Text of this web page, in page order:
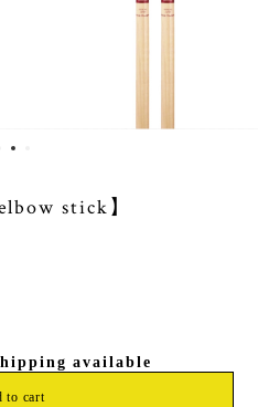
stick】
available
to cart